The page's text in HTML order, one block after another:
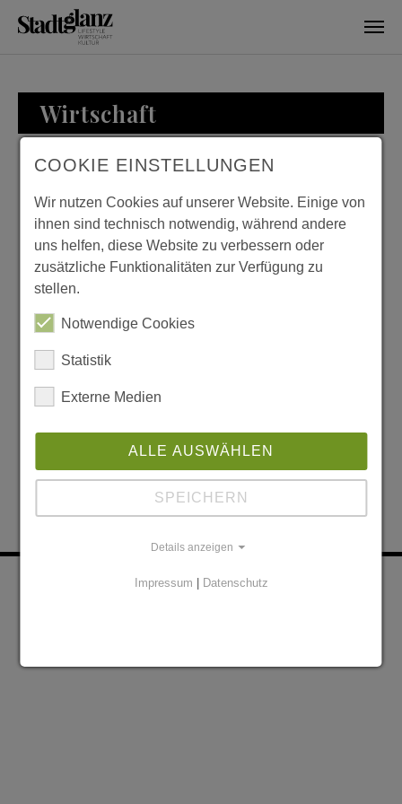
Wirtschaft
WIRTSCHAFT
ZU BESUCH BEI
FAMILIE LOESER
KONTAKT
COOKIE EINSTELLUNGEN
Wir nutzen Cookies auf unserer Website. Einige von
ihnen sind technisch notwendig, während andere
uns helfen, diese Website zu verbessern oder
zusätzliche Funktionalitäten zur Verfügung zu
stellen.
Notwendige Cookies
Statistik
Externe Medien
ALLE AUSWÄHLEN
SPEICHERN
Details anzeigen
Impressum Datenschutz